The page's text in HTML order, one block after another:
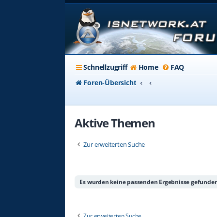
Schnellzugriff Home
FAQ
Foren-Übersicht
Aktive Themen
Zur erweiterten Suche
Es wurden keine passenden Ergebnisse